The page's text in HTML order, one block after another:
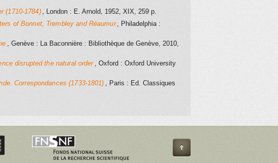
(1710-1784) , London: E. Arnold, 1952, XIX, 259 p.
of Bonnet, Trembley and Réaumur , Philadelphia:
, Genève: La Baconnière: Bibliothèque de Genève, 2010,
disrupted the natural order , Oxford : Oxford University
Correspondances (1733-1801) , Paris : Ed. Classiques